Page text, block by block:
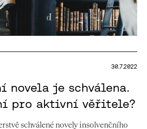
30.7.2022
novela je schválena.
pro aktivní věřitele?
schválené novely insolvenčního